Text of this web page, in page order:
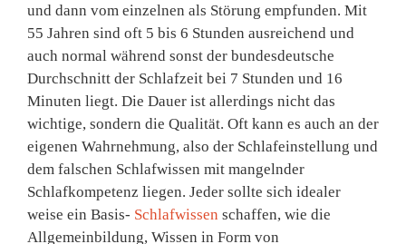
und dann vom einzelnen als Störung empfunden. Mit
55 Jahren sind oft 5 bis 6 Stunden ausreichend und
auch normal während sonst der bundesdeutsche
Durchschnitt der Schlafzeit bei 7 Stunden und 16
Minuten liegt. Die Dauer ist allerdings nicht das
wichtige, sondern die Qualität. Oft kann es auch an der
eigenen Wahrnehmung, also der Schlafeinstellung und
dem falschen Schlafwissen mit mangelnder
Schlafkompetenz liegen. Jeder sollte sich idealer
weise ein Basis- Schlafwissen schaffen, wie die
Allgemeinbildung, Wissen in Form von